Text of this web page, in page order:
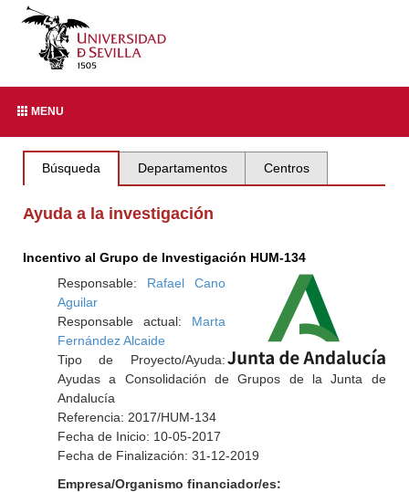
MENU
Búsqueda Departamentos Centros
Ayuda a la investigación
Incentivo al Grupo de Investigación HUM-134
Responsable: Rafael Cano
Aguilar
Responsable actual: Marta
Fernández Alcaide
Tipo de Proyecto/Ayuda:
Ayudas a Consolidación de Grupos de la Junta de
Andalucía
Referencia: 2017/HUM-134
Fecha de Inicio: 10-05-2017
Fecha de Finalización: 31-12-2019
Empresa/Organismo financiador/es: